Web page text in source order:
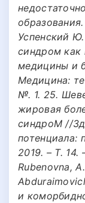
Успенский
синдром как
медицины и
Медицина:
№. 1. 25.
жировая
синдроМ //
потенциала:
2019. – Т.
Rubenovna,
и